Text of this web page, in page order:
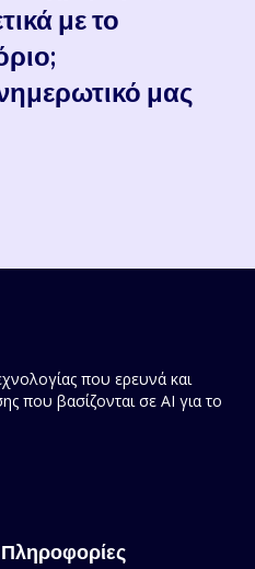
με το
μας
που ερευνά και
που βασίζονται σε AI για το
Πληροφορίες